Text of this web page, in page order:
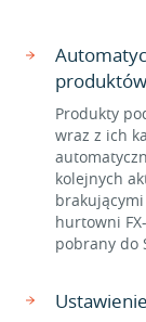
Produkty
wraz z ich
kolejnych
hurtowni
pobrany do